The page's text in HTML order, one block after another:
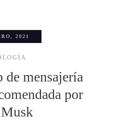
2021
de mensajería
por